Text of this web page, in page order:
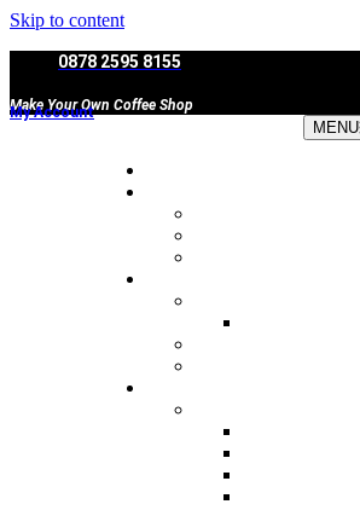
Skip to content
0878 2595 8155
Make Your Own Coffee Shop
My Account
MENU